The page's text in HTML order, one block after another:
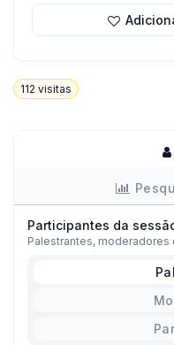
112 visitas
Participantes da
Palestrantes,